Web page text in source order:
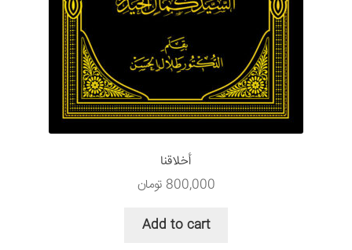
حساب کاربری من
سبد خرید
قوانین و مقررات
أخلاقنا
800,000 تومان
Add to cart